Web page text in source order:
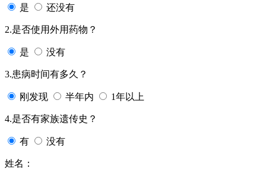
是 还没有
2.是否使用外用药物？
是 没有
3.患病时间有多久？
刚发现 半年内 1年以上
4.是否有家族遗传史？
有 没有
姓名：